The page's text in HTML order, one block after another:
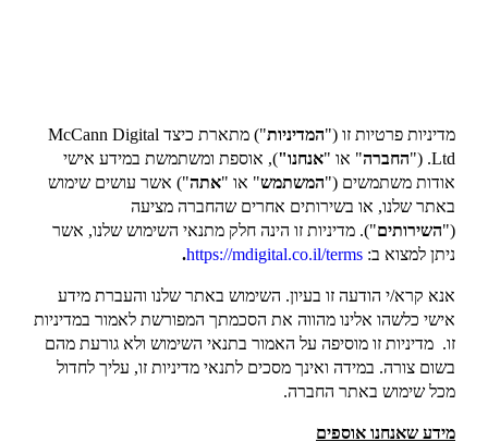
מדיניות פרטיות זו ("המדיניות
") מתארת כיצד McCann Digital
Ltd. ("
החברה" או "אנחנו"), אוספת ומשתמשת במידע אישי
אודות משתמשים ("המשתמש" או "אתה") אשר עושים שימוש
באתר שלנו, או בשירותים אחרים שהחברה מציעה
("השירותים"). מדיניות זו הינה חלק מתנאי השימוש שלנו, אשר
ניתן למצוא ב: https://mdigital.co.il/terms
.
אנא קרא/י הודעה זו בעיון. השימוש באתר שלנו והעברת מידע
אישי כלשהו אלינו מהווה את הסכמתך המפורשת לאמור במדיניות
זו. מדיניות זו מוסיפה על האמור בתנאי השימוש ולא גורעת מהם
בשום צורה. במידה ואינך מסכים לתנאי מדיניות זו, עליך לחדול
מכל שימוש באתר החברה.
מידע שאנחנו אוספים